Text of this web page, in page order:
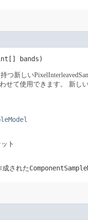
bands)
つ新しい
せて使用できます。
新し
ト
成された